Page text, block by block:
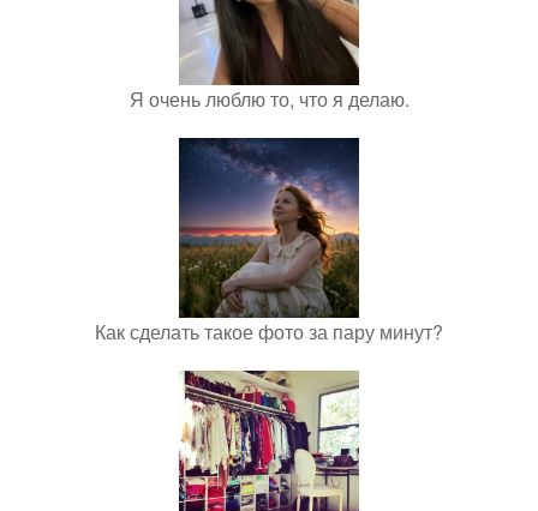
Я очень люблю то, что я делаю.
Как сделать такое фото за пару минут?